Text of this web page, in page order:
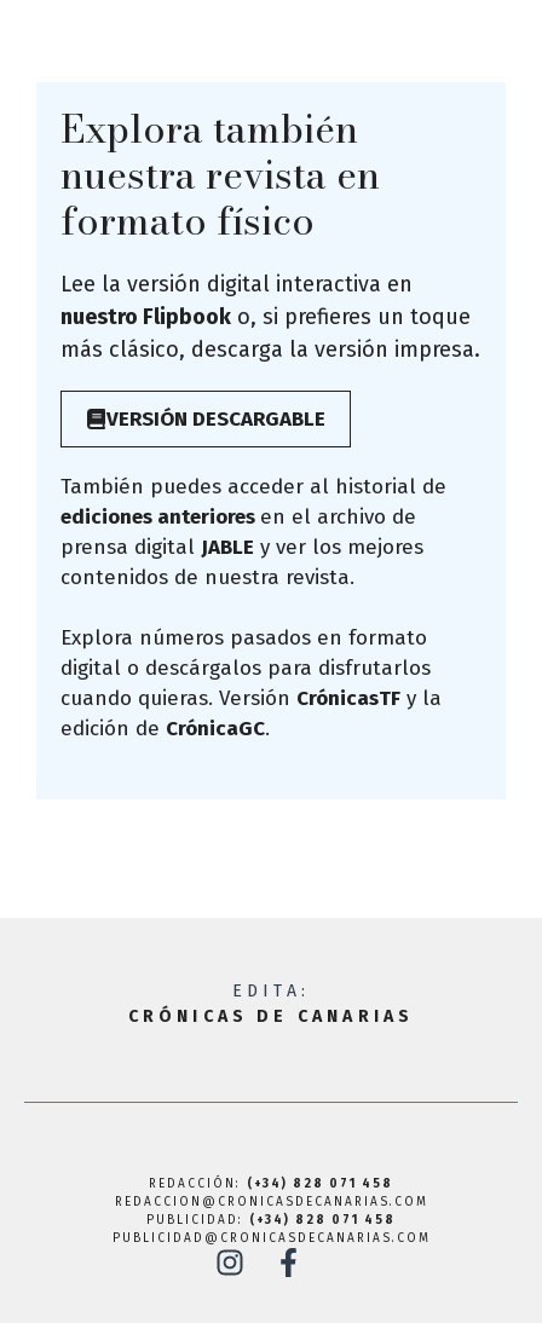
Explora también
nuestra revista en
formato físico
Lee la versión digital interactiva en
nuestro Flipbook o, si prefieres un toque
más clásico, descarga la versión impresa.
VERSIÓN DESCARGABLE
También puedes acceder al historial de
ediciones anteriores en el archivo de
prensa digital JABLE y ver los mejores
contenidos de nuestra revista.
Explora números pasados en formato
digital o descárgalos para disfrutarlos
cuando quieras. Versión CrónicasTF y la
edición de CrónicaGC.
EDITA:
CRÓNICAS DE CANARIAS
REDACCIÓN: (+34) 828 071 458
REDACCION@CRONICASDECANARIAS.COM
PUBLICIDAD: (+34) 828 071 458
PUBLICIDAD@CRONICASDECANARIAS.COM